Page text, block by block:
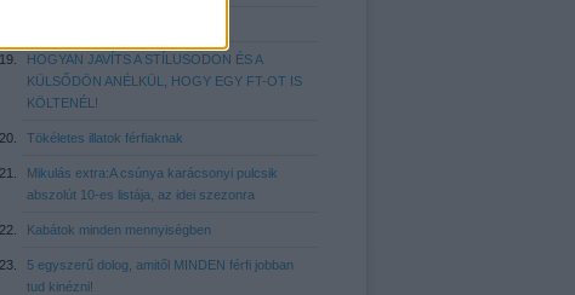
HOGYAN JAVÍTS A STÍLUSODON ÉS A
KÜLSŐDÖN ANÉLKÜL, HOGY EGY FT-OT IS
KÖLTENÉL!
Tökéletes illatok férfiaknak
Mikulás extra:A csúnya karácsonyi pulcsik
abszolút 10-es listája, az idei szezonra
Kabátok minden mennyiségben
5 egyszerű dolog, amitől MINDEN férfi jobban
tud kinézni!